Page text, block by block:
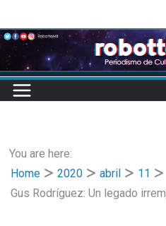
to
content
You are here:
Home
2020 abril
11
Gus Rodríguez: Un legado